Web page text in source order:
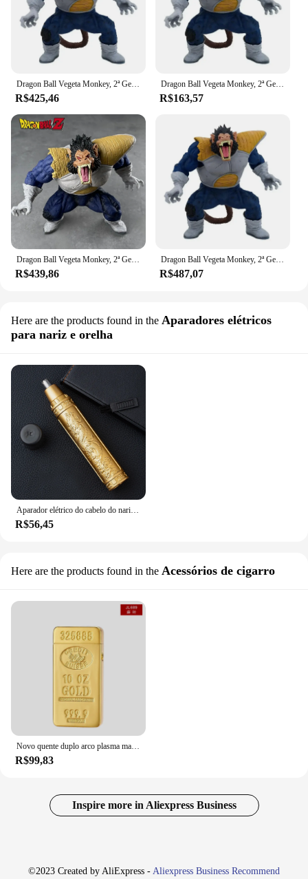
Dragon Ball Vegeta Monkey, 2ª Geração Gorila, Super Large, Ouro, Edição Theater, Handmade Modelo
R$425,46
Dragon Ball Vegeta Monkey, 2ª Geração Gorila, Super Large, Ouro, Edição Theater, Handmade Modelo
R$163,57
Dragon Ball Vegeta Monkey, 2ª Geração Gorila, Super Large, Ouro, Edição Theater, Handmade Modelo
R$439,86
Dragon Ball Vegeta Monkey, 2ª Geração Gorila, Super Large, Ouro, Edição Theater, Handmade Modelo
R$487,07
Here are the products found in the Aparadores elétricos
para nariz e orelha
Aparador elétrico do cabelo do nariz, recarregável, totalmente automático, lavável, barbear, Golden Dragon, Clipper unisex
R$56,45
Here are the products found in the Acessórios de cigarro
Novo quente duplo arco plasma mais leve ouro tijolo dragão eletrônico duplo arco isqueiros laser escultura usb recarregável lighter tt mais leve
R$99,83
Inspire more in Aliexpress Business
©2023 Created by AliExpress - Aliexpress Business Recommend